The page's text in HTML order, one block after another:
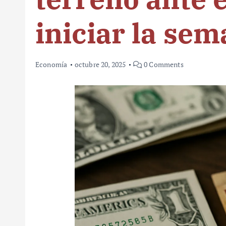
iniciar la
Economía octubre 20, 2025 0 Comments